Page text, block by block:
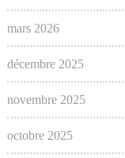
mars 2026
décembre 2025
novembre 2025
octobre 2025